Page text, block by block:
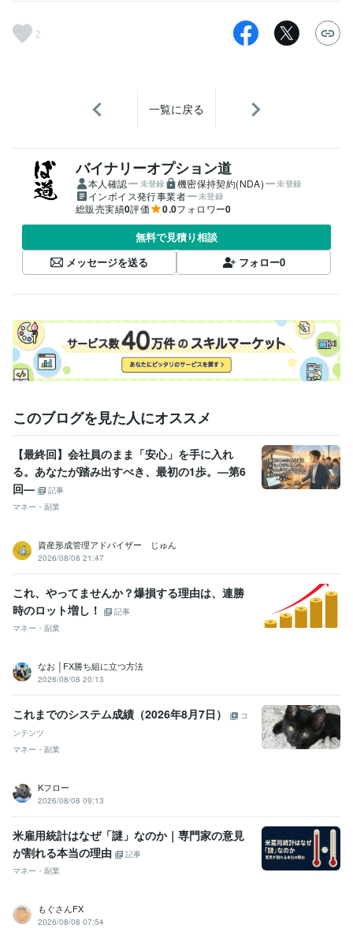
2
一覧に戻る
バイナリーオプション道
本人確認 未登録 機密保持契約(NDA) 未登録
インボイス発行事業者 未登録
総販売実績0評価 0.0フォロワー0
無料で見積り相談
メッセージを送る
フォロー0
このブログを見た人にオススメ
【最終回】会社員のまま「安心」を手に入れ
る。あなたが踏み出すべき、最初の1歩。—第6
回—
記事
マネー・副業
資産形成管理アドバイザー じゅん
2026/08/08 21:47
これ、やってませんか？爆損する理由は、連勝
時のロット増し！
記事
マネー・副業
なお │FX勝ち組に立つ方法
2026/08/08 20:13
これまでのシステム成績（2026年8月7日）
コ
ンテンツ
マネー・副業
Kフロー
2026/08/08 09:13
米雇用統計はなぜ「謎」なのか｜専門家の意見
が割れる本当の理由
記事
マネー・副業
もぐさんFX
2026/08/08 07:54